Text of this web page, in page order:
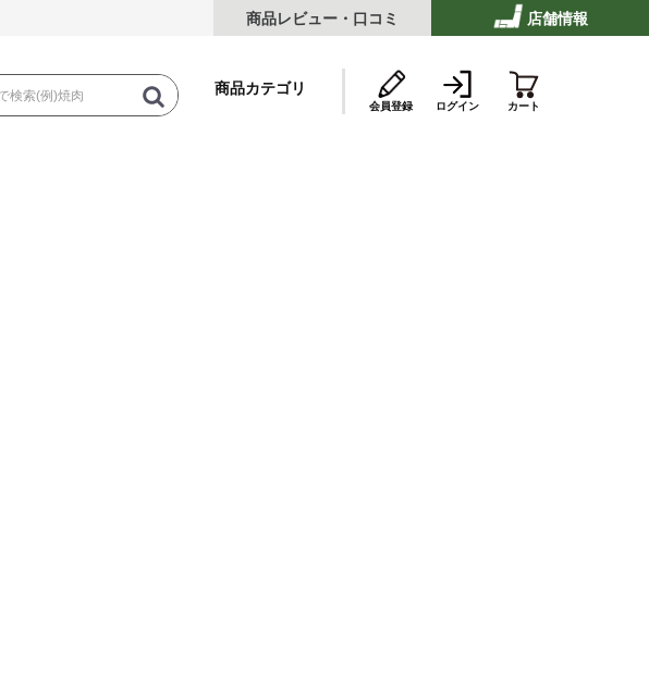
店舗情報
商品レビュー・口コミ
商品カテゴリ
会員登録 ログイン カート